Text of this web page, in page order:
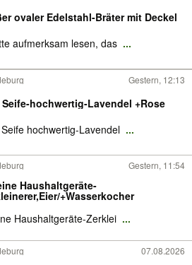
ovaler Edelstahl-Bräter mit Deckel
aufmerksam lesen, das ...
Gestern, 12:13
Seife-hochwertig-Lavendel +Rose
hochwertig-Lavendel ...
Gestern, 11:54
Haushaltgeräte-
+Wasserkocher
Haushaltgeräte-Zerklei ...
07.08.2026